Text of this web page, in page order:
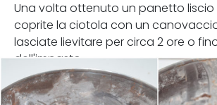
Una volta ottenuto un panetto liscio
coprite la ciotola con un
lasciate lievitare per circa 2 ore o
dell'impasto.